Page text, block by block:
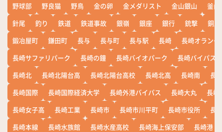
野球部
野良猫 野鳥 金の卵 金メダリスト 金山銀山
釜山
針尾
釣り 鉄道 鉄道事故 銀嶺 銀座 銀行 銃撃
銅座
鍛冶屋町
鎌田町 長与 長与町 長与駅 長崎
長崎オランダ
長崎サファリパーク
長崎の鐘 長崎バイオパーク
長崎バイパス
長崎北
長崎北陽台高 長崎北陽台高校 長崎北高 長崎南
長
長崎国際
長崎国際経済大学 長崎外港バイパス 長崎大丸
長崎
長崎女子高
長崎工業 長崎市 長崎市川平町 長崎市役所
長
長崎本線
長崎水族館 長崎水産高校 長崎海上保安部
長崎港